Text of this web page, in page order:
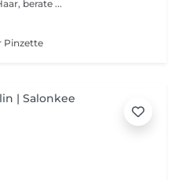
berate ...
Pinzette